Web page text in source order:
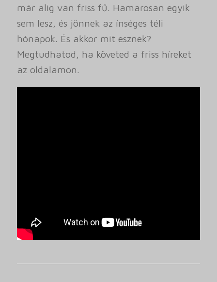
már alig van friss fű. Hamarosan egyik
sem lesz, és jönnek az ínséges téli
hónapok. És akkor mit esznek?
Megtudhatod, ha követed a friss híreket
az oldalamon.